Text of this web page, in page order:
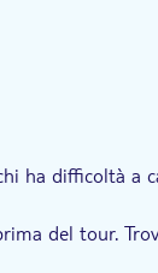
ha difficoltà a
del tour.